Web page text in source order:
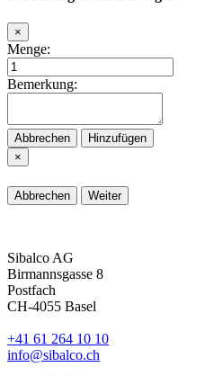
×
Menge:
Bemerkung:
Abbrechen
Hinzufügen
×
Abbrechen Weiter
Sibalco AG
Birmannsgasse 8
Postfach
CH-4055 Basel
+41 61 264 10 10
info@sibalco.ch